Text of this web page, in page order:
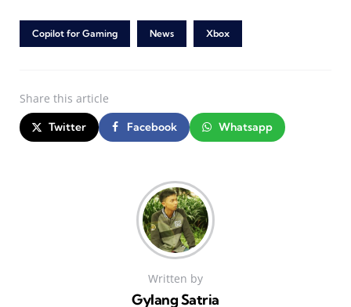
Copilot for Gaming News Xbox
Share this article
Twitter Facebook Whatsapp
Written by
Gylang Satria